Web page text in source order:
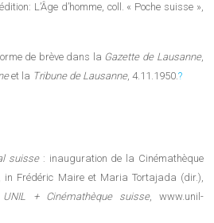
L’Âge d’homme, coll. « Poche suisse »,
de brève dans la Gazette de Lausanne,
et la Tribune de Lausanne, 4.11.1950.?
suisse: inauguration de la Cinémathèque
in Frédéric Maire et Maria Tortajada (dir.),
UNIL + Cinémathèque suisse, www.unil-